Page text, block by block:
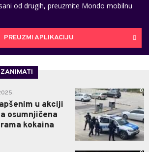
od drugih, preuzmite Mondo mobilnu
PREUZMI APLIKACIJU
u akciji
osumnjičena
kokaina
0